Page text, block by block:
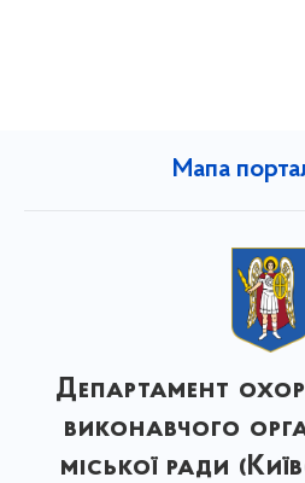
Мапа
Департамент
виконавчого
міської ради